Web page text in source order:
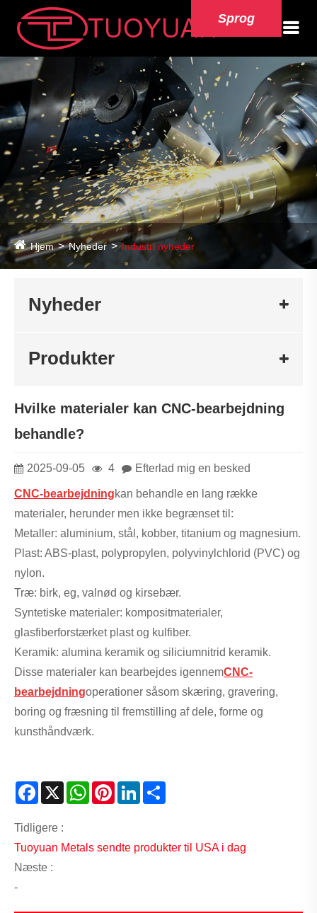
Sprog
Hjem Nyheder Industri nyheder
Nyheder
Produkter
Hvilke materialer kan CNC-bearbejdning
behandle?
2025-09-05 4 Efterlad mig en besked
CNC-bearbejdningkan behandle en lang række
materialer, herunder men ikke begrænset til:
Metaller: aluminium, stål, kobber, titanium og magnesium.
Plast: ABS-plast, polypropylen, polyvinylchlorid (PVC) og
nylon.
Træ: birk, eg, valnød og kirsebær.
Syntetiske materialer: kompositmaterialer,
glasfiberforstærket plast og kulfiber.
Keramik: alumina keramik og siliciumnitrid keramik.
Disse materialer kan bearbejdes igennemCNC-
bearbejdningoperationer såsom skæring, gravering,
boring og fræsning til fremstilling af dele, forme og
kunsthåndværk.
Facebook
X WhatsAppPinterestLinkedIn
Tidligere :
Tuoyuan Metals sendte produkter til USA i dag
Næste :
-